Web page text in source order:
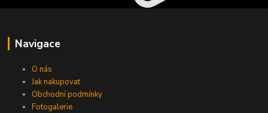
Navigace
O nás
Jak nakupovat
Obchodní podmínky
Fotogalerie